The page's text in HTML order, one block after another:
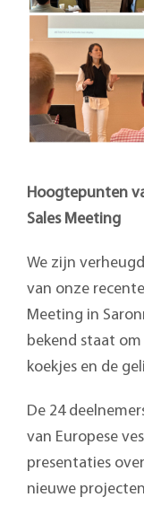
Hoogtepunten
Sales Meeting
We zijn
van onze
Meeting in
bekend staat
koekjes en de
De 24
van Europese
presentaties
nieuwe